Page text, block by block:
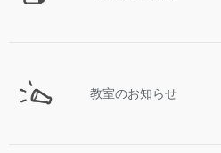
教室のお知らせ